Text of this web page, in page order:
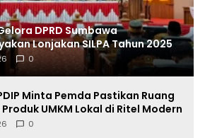
DPRD Sumbawa
Lonjakan SILPA Tahun 2025
0
Minta Pemda Pastikan Ruang
Produk UMKM Lokal di Ritel Modern
0